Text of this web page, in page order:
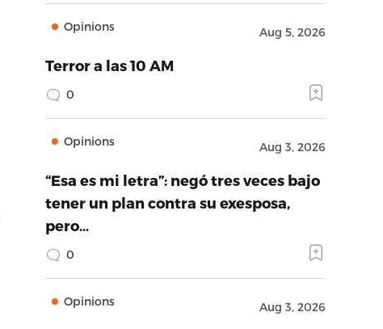
Opinions Aug 5, 2026
Terror a las 10 AM
0
Opinions Aug 3, 2026
“Esa es mi letra”: negó tres veces bajo
tener un plan contra su exesposa,
pero…
0
Opinions Aug 3, 2026